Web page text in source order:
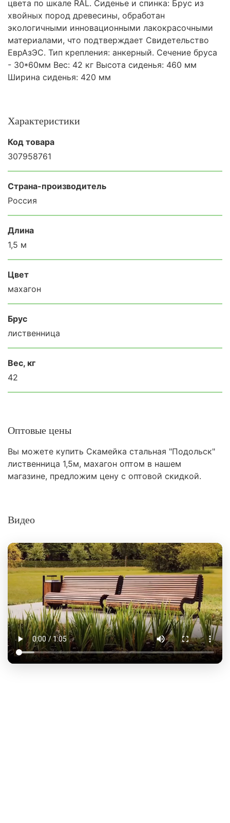
цвета по шкале RAL. Сиденье и спинка: Брус из
хвойных пород древесины, обработан
экологичными инновационными лакокрасочными
материалами, что подтверждает Свидетельство
ЕврАзЭС. Тип крепления: анкерный. Сечение бруса
- 30*60мм Вес: 42 кг Высота сиденья: 460 мм
Ширина сиденья: 420 мм
Характеристики
Код товара
307958761
Страна-производитель
Россия
Длина
1,5 м
Цвет
махагон
Брус
лиственница
Вес, кг
42
Оптовые цены
Вы можете купить Скамейка стальная "Подольск"
лиственница 1,5м, махагон оптом в нашем
магазине, предложим цену с оптовой скидкой.
Видео